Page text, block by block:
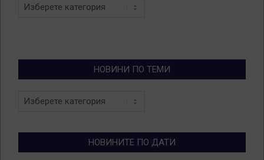
Categories
НОВИНИ ПО ТЕМИ
Новини
НОВИНИТЕ ПО ДАТИ